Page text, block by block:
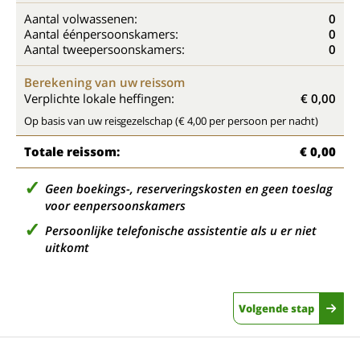
Aantal volwassenen:
0
Aantal éénpersoonskamers:
0
Aantal tweepersoonskamers:
0
Berekening van uw reissom
Verplichte lokale heffingen:
€ 0,00
Op basis van uw reisgezelschap (€ 4,00 per persoon per nacht)
Totale reissom: € 0,00
Geen boekings-, reserveringskosten en geen toeslag
voor eenpersoonskamers
Persoonlijke telefonische assistentie als u er niet
uitkomt
Volgende stap